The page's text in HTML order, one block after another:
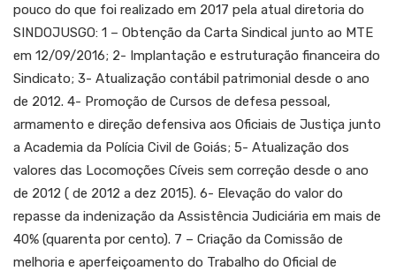
pouco do que foi realizado em 2017 pela atual diretoria do
SINDOJUSGO: 1 – Obtenção da Carta Sindical junto ao MTE
em 12/09/2016; 2- Implantação e estruturação financeira do
Sindicato; 3- Atualização contábil patrimonial desde o ano
de 2012. 4- Promoção de Cursos de defesa pessoal,
armamento e direção defensiva aos Oficiais de Justiça junto
a Academia da Polícia Civil de Goiás; 5- Atualização dos
valores das Locomoções Cíveis sem correção desde o ano
de 2012 ( de 2012 a dez 2015). 6- Elevação do valor do
repasse da indenização da Assistência Judiciária em mais de
40% (quarenta por cento). 7 – Criação da Comissão de
melhoria e aperfeiçoamento do Trabalho do Oficial de